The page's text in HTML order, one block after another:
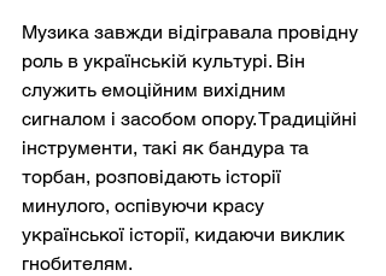
Музика завжди відігравала провідну
роль в українській культурі. Він
служить емоційним вихідним
сигналом і засобом опору. Традиційні
інструменти, такі як бандура та
торбан, розповідають історії
минулого, оспівуючи красу
української історії, кидаючи виклик
гнобителям.